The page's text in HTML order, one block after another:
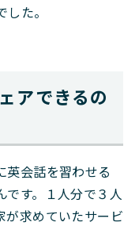
た。
アできるの
英会話を習わせる
す。１人分で３人
が求めていたサービ